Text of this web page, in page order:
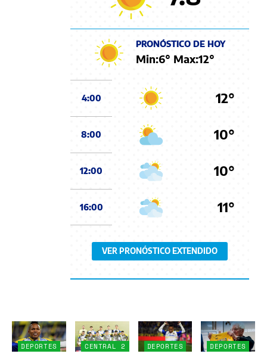
PRONÓSTICO DE HOY
Min:6° Max:12°
4:00 12°
8:00 10°
12:00 10°
16:00 11°
VER PRONÓSTICO EXTENDIDO
DEPORTES
CENTRAL 2
DEPORTES DEPORTES